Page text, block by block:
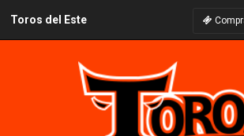
Toros del Este